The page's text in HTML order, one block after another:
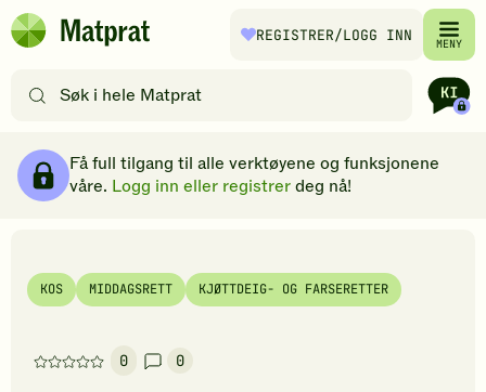
Hopp til hovedinnhold
Matprat
REGISTRER/LOGG INN MENY
etter
filtre
Få full tilgang til alle verktøyene og funksjonene
våre. Logg inn eller registrerdeg nå!
KOS MIDDAGSRETT KJØTTDEIG- OG FARSERETTER
0
Denne
0